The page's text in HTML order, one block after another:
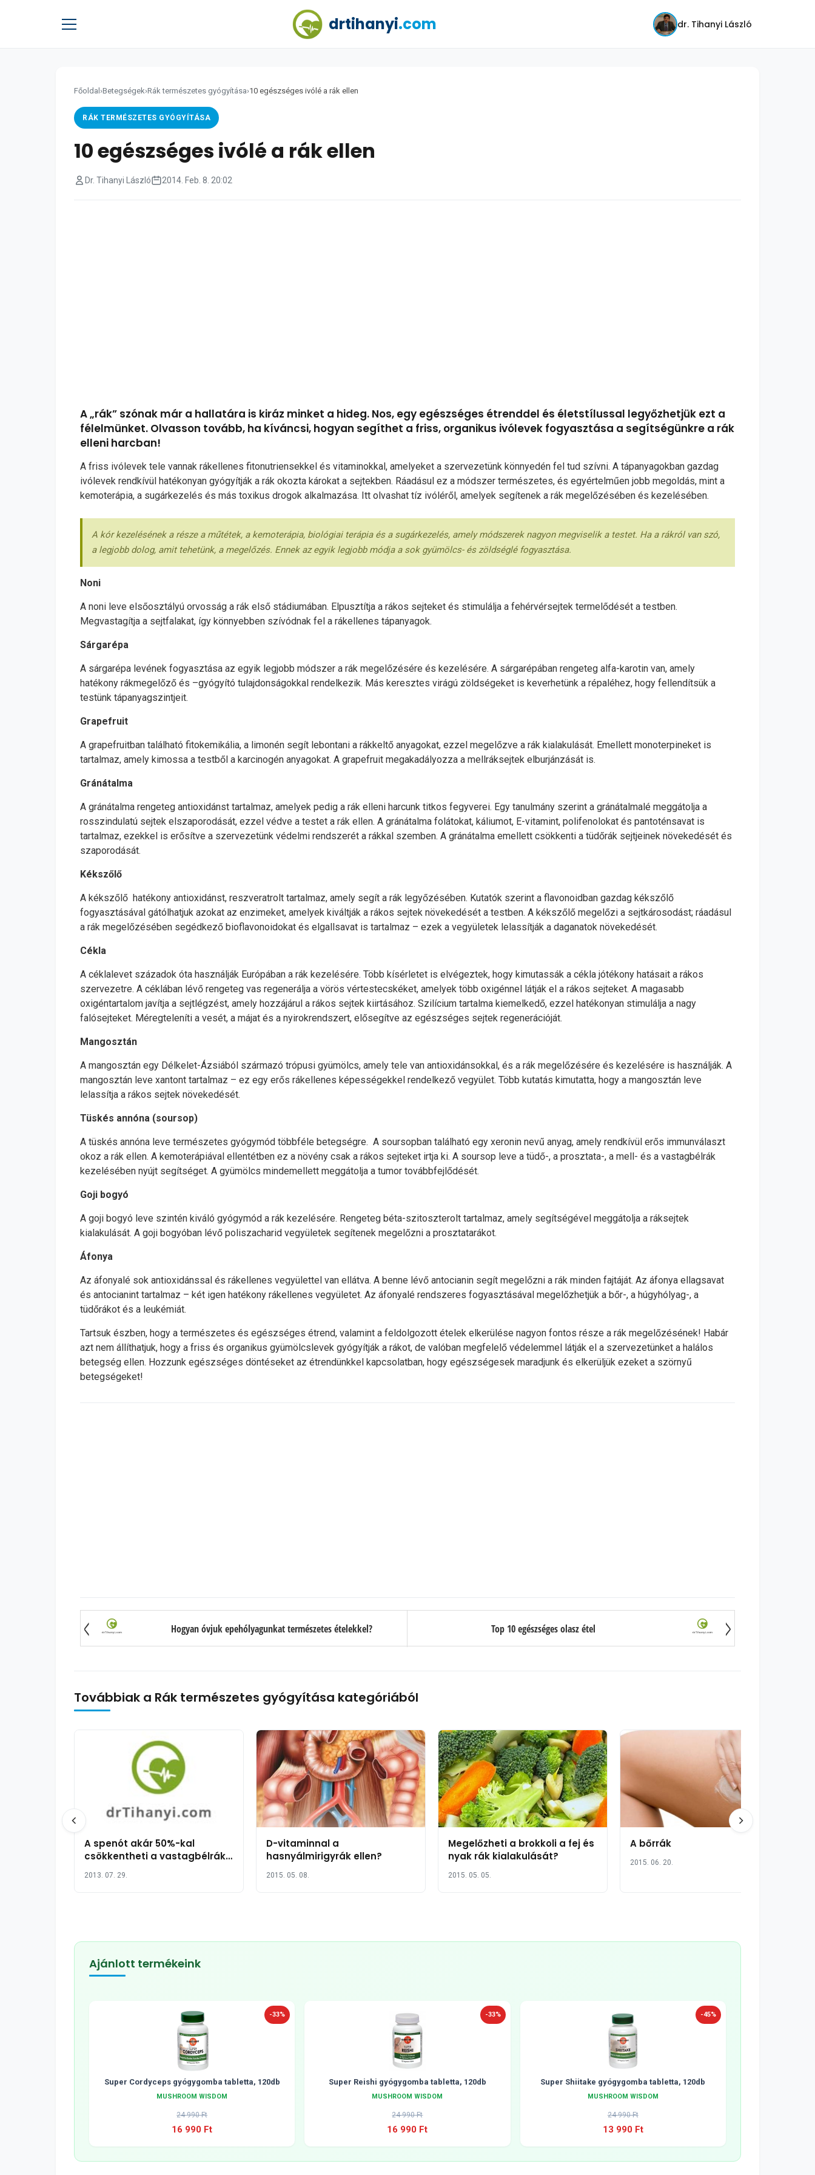
drtihanyi.com dr. Tihanyi László
Főoldal ›Betegségek›Rák természetes gyógyítása›10 egészséges ivólé a rák ellen
RÁK TERMÉSZETES GYÓGYÍTÁSA
10 egészséges ivólé a rák ellen
Dr. Tihanyi László 2014. Feb. 8. 20:02
A „rák” szónak már a hallatára is kiráz minket a hideg. Nos, egy egészséges étrenddel és életstílussal legyőzhetjük ezt a
félelmünket. Olvasson tovább, ha kíváncsi, hogyan segíthet a friss, organikus ivólevek fogyasztása a segítségünkre a rák
elleni harcban!
A friss ivólevek tele vannak rákellenes fitonutriensekkel és vitaminokkal, amelyeket a szervezetünk könnyedén fel tud szívni. A tápanyagokban gazdag
ivólevek rendkívül hatékonyan gyógyítják a rák okozta károkat a sejtekben. Ráadásul ez a módszer természetes, és egyértelműen jobb megoldás, mint a
kemoterápia, a sugárkezelés és más toxikus drogok alkalmazása. Itt olvashat tíz ivóléről, amelyek segítenek a rák megelőzésében és kezelésében.
A kór kezelésének a része a műtétek, a kemoterápia, biológiai terápia és a sugárkezelés, amely módszerek nagyon megviselik a testet. Ha a rákról van szó,
a legjobb dolog, amit tehetünk, a megelőzés. Ennek az egyik legjobb módja a sok gyümölcs- és zöldséglé fogyasztása.
Noni
A noni leve elsőosztályú orvosság a rák első stádiumában. Elpusztítja a rákos sejteket és stimulálja a fehérvérsejtek termelődését a testben.
Megvastagítja a sejtfalakat, így könnyebben szívódnak fel a rákellenes tápanyagok.
Sárgarépa
A sárgarépa levének fogyasztása az egyik legjobb módszer a rák megelőzésére és kezelésére. A sárgarépában rengeteg alfa-karotin van, amely
hatékony rákmegelőző és –gyógyító tulajdonságokkal rendelkezik. Más keresztes virágú zöldségeket is keverhetünk a répaléhez, hogy fellendítsük a
testünk tápanyagszintjeit.
Grapefruit
A grapefruitban található fitokemikália, a limonén segít lebontani a rákkeltő anyagokat, ezzel megelőzve a rák kialakulását. Emellett monoterpineket is
tartalmaz, amely kimossa a testből a karcinogén anyagokat. A grapefruit megakadályozza a mellráksejtek elburjánzását is.
Gránátalma
A gránátalma rengeteg antioxidánst tartalmaz, amelyek pedig a rák elleni harcunk titkos fegyverei. Egy tanulmány szerint a gránátalmalé meggátolja a
rosszindulatú sejtek elszaporodását, ezzel védve a testet a rák ellen. A gránátalma folátokat, káliumot, E-vitamint, polifenolokat és pantoténsavat is
tartalmaz, ezekkel is erősítve a szervezetünk védelmi rendszerét a rákkal szemben. A gránátalma emellett csökkenti a tüdőrák sejtjeinek növekedését és
szaporodását.
Kékszőlő
A kékszőlő hatékony antioxidánst, reszveratrolt tartalmaz, amely segít a rák legyőzésében. Kutatók szerint a flavonoidban gazdag kékszőlő
fogyasztásával gátólhatjuk azokat az enzimeket, amelyek kiváltják a rákos sejtek növekedését a testben. A kékszőlő megelőzi a sejtkárosodást; ráadásul
a rák megelőzésében segédkező bioflavonoidokat és elgallsavat is tartalmaz – ezek a vegyületek lelassítják a daganatok növekedését.
Cékla
A céklalevet századok óta használják Európában a rák kezelésére. Több kísérletet is elvégeztek, hogy kimutassák a cékla jótékony hatásait a rákos
szervezetre. A céklában lévő rengeteg vas regenerálja a vörös vértestecskéket, amelyek több oxigénnel látják el a rákos sejteket. A magasabb
oxigéntartalom javítja a sejtlégzést, amely hozzájárul a rákos sejtek kiirtásához. Szilícium tartalma kiemelkedő, ezzel hatékonyan stimulálja a nagy
falósejteket. Méregteleníti a vesét, a májat és a nyirokrendszert, elősegítve az egészséges sejtek regenerációját.
Mangosztán
A mangosztán egy Délkelet-Ázsiából származó trópusi gyümölcs, amely tele van antioxidánsokkal, és a rák megelőzésére és kezelésére is használják. A
mangosztán leve xantont tartalmaz – ez egy erős rákellenes képességekkel rendelkező vegyület. Több kutatás kimutatta, hogy a mangosztán leve
lelassítja a rákos sejtek növekedését.
Tüskés annóna (soursop)
A tüskés annóna leve természetes gyógymód többféle betegségre. A soursopban található egy xeronin nevű anyag, amely rendkívül erős immunválaszt
okoz a rák ellen. A kemoterápiával ellentétben ez a növény csak a rákos sejteket irtja ki. A soursop leve a tüdő-, a prosztata-, a mell- és a vastagbélrák
kezelésében nyújt segítséget. A gyümölcs mindemellett meggátolja a tumor továbbfejlődését.
Goji bogyó
A goji bogyó leve szintén kiváló gyógymód a rák kezelésére. Rengeteg béta-szitoszterolt tartalmaz, amely segítségével meggátolja a ráksejtek
kialakulását. A goji bogyóban lévő poliszacharid vegyületek segítenek megelőzni a prosztatarákot.
Áfonya
Az áfonyalé sok antioxidánssal és rákellenes vegyülettel van ellátva. A benne lévő antocianin segít megelőzni a rák minden fajtáját. Az áfonya ellagsavat
és antocianint tartalmaz – két igen hatékony rákellenes vegyületet. Az áfonyalé rendszeres fogyasztásával megelőzhetjük a bőr-, a húgyhólyag-, a
tüdőrákot és a leukémiát.
Tartsuk észben, hogy a természetes és egészséges étrend, valamint a feldolgozott ételek elkerülése nagyon fontos része a rák megelőzésének! Habár
azt nem állíthatjuk, hogy a friss és organikus gyümölcslevek gyógyítják a rákot, de valóban megfelelő védelemmel látják el a szervezetünket a halálos
betegség ellen. Hozzunk egészséges döntéseket az étrendünkkel kapcsolatban, hogy egészségesek maradjunk és elkerüljük ezeket a szörnyű
betegségeket!
Hogyan óvjuk epehólyagunkat természetes ételekkel? Top 10 egészséges olasz étel
Továbbiak a Rák természetes gyógyítása kategóriából
A spenót akár 50%-kal
csökkentheti a vastagbélrák
2013. 07. 29.
D-vitaminnal a
hasnyálmirigyrák ellen?
2015. 05. 08.
Megelőzheti a brokkoli a fej és
nyak rák kialakulását?
2015. 05. 05.
A bőrrák
2015. 06. 20.
Ajánlott termékeink
-33%
Super Cordyceps gyógygomba tabletta, 120db
MUSHROOM WISDOM
24 990 Ft
16 990 Ft
-33%
Super Reishi gyógygomba tabletta, 120db
MUSHROOM WISDOM
24 990 Ft
16 990 Ft
-45%
Super Shiitake gyógygomba tabletta, 120db
MUSHROOM WISDOM
24 990 Ft
13 990 Ft